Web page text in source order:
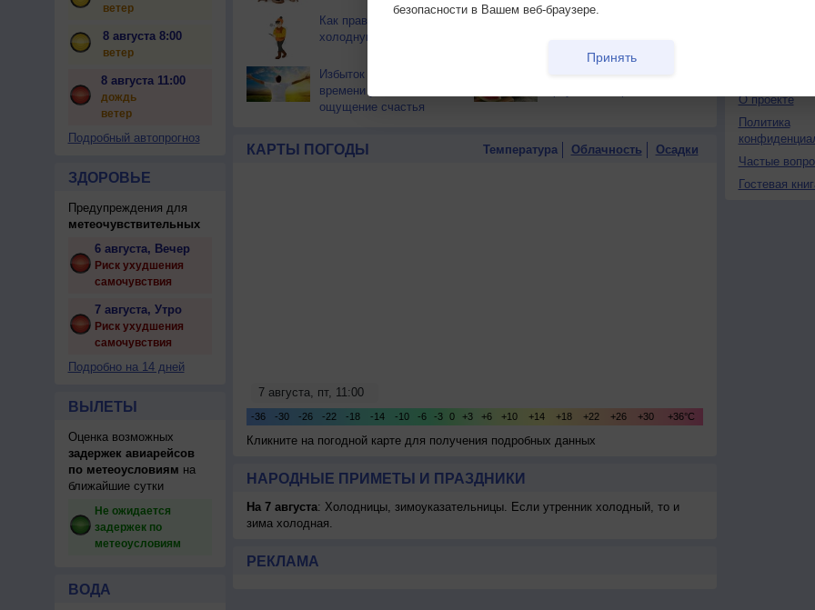
ветер
8 августа 8:00
ветер
8 августа 11:00
дождь
ветер
Подробный автопрогноз
ЗДОРОВЬЕ
Предупреждения для
метеочувствительных
6 августа, Вечер
Риск ухудшения
самочувствия
7 августа, Утро
Риск ухудшения
самочувствия
Подробно на 14 дней
ВЫЛЕТЫ
Оценка возможных
задержек авиарейсов
по метеоусловиям на
ближайшие сутки
Не ожидается
задержек по
метеоусловиям
ВОДА
Как правильно одеться в
холодную погоду?
Лесная терапия полезна
системы
Избыток свободного
времени уменьшает
ощущение счастья
КАРТЫ ПОГОДЫ Температура Облачность Осадки
Кликните на погодной карте для получения подробных данных
НАРОДНЫЕ ПРИМЕТЫ И ПРАЗДНИКИ
На 7 августа: Холодницы, зимоуказательницы. Если утренник холодный, то и
зима холодная.
РЕКЛАМА
Добавить в
Экпорт
О проекте
Политика
Частые
Гостевая
безопасности в Вашем веб-браузере.
Принять